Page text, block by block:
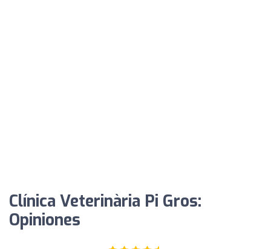
Clínica Veterinària Pi Gros:
Opiniones